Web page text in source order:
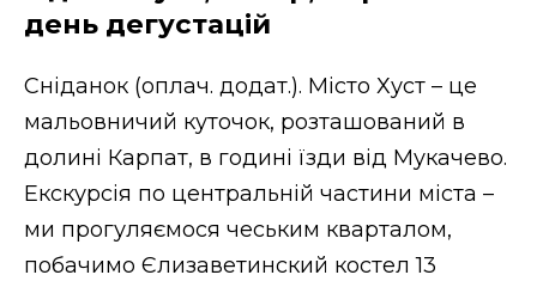
день дегустацій
Сніданок (оплач. додат.). Місто Хуст – це
мальовничий куточок, розташований в
долині Карпат, в годині їзди від Мукачево.
Екскурсія по центральній частини міста –
ми прогуляємося чеським кварталом,
побачимо Єлизаветинский костел 13